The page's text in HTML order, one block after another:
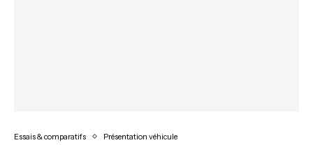
Essais & comparatifs Présentation véhicule